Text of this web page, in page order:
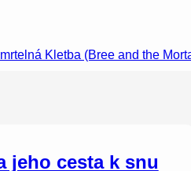
Kletba (Bree and the
jeho cesta k snu